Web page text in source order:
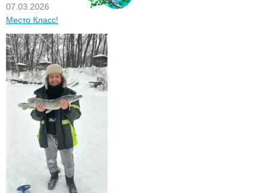
07.03.2026
Место Класс!